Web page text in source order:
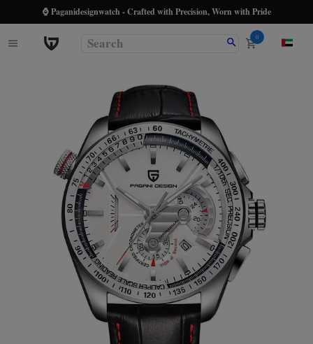
⌚ Paganidesignwatch - Crafted with Precision, Worn with Pride
0